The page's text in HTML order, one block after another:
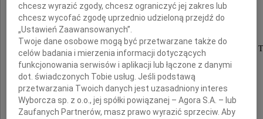
Z wielkim smutkiem zawiadamiamy,
że w dniu 13 października 2013 roku
odszedł od nas ukochany Mąż, wspaniały Ojciec i
chcesz wyrazić zgody, chcesz ograniczyć jej zakres lub
chcesz wycofać zgodę uprzednio udzieloną przejdź do
„Ustawień Zaawansowanych”.
Twoje dane osobowe mogą być przetwarzane także do
celów badania i mierzenia informacji dotyczących
funkcjonowania serwisów i aplikacji lub łączone z danymi
dot. świadczonych Tobie usług. Jeśli podstawą
przetwarzania Twoich danych jest uzasadniony interes
Wyborcza sp. z o.o., jej spółki powiązanej – Agora S.A. – lub
Zaufanych Partnerów, masz prawo wyrazić sprzeciw. Aby